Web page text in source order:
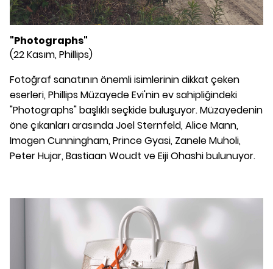
"Photographs"
(22 Kasım, Phillips)
Fotoğraf sanatının önemli isimlerinin dikkat çeken
eserleri, Phillips Müzayede Evi'nin ev sahipliğindeki
"Photographs" başlıklı seçkide buluşuyor. Müzayedenin
öne çıkanları arasında Joel Sternfeld, Alice Mann,
Imogen Cunningham, Prince Gyasi, Zanele Muholi,
Peter Hujar, Bastiaan Woudt ve Eiji Ohashi bulunuyor.